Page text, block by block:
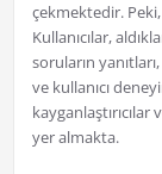
çekmektedir.
Kullanıcılar,
soruların
ve kullanıcı
yer almakta.